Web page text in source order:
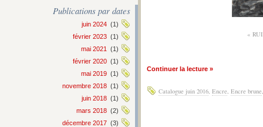
Publications par dates
juin 2024 (1)
février 2023 (1)
mai 2021
(1)
février 2020 (1)
mai 2019 (1)
novembre 2018 (1)
juin 2018 (1)
mars 2018 (2)
décembre 2017 (3)
«
Continuer la lecture »
Catalogue juin 2016, Encre, Encre brune